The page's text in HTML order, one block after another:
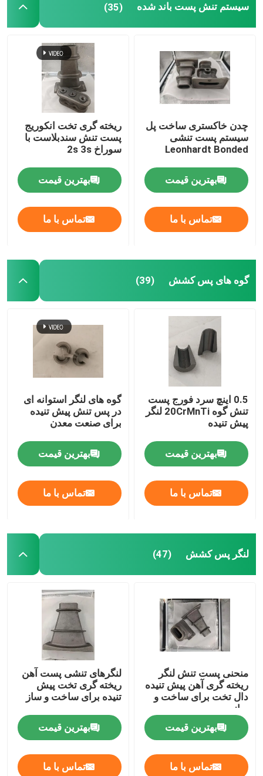
سیستم تنش پست باند شده (35)
چدن خاکستری ساخت پل
سیستم پست تنشی
Leonhardt Bonded
بهترین قیمت
تماس با ما
ریخته گری تخت انکوریج
پست تنش سندبلاست با
سوراخ 2s 3s
بهترین قیمت
تماس با ما
گوه های پس کشش (39)
0.5 اینچ سرد فورج پست
تنش گوه 20CrMnTi لنگر
پیش تنیده
بهترین قیمت
تماس با ما
گوه های لنگر استوانه ای
در پس تنش پیش تنیده
برای صنعت معدن
بهترین قیمت
تماس با ما
لنگر پس کشش (47)
منحنی پست تنش لنگر
ریخته گری آهن پیش تنیده
دال تخت برای ساخت و
ساز
بهترین قیمت
تماس با ما
لنگرهای تنشی پست آهن
ریخته گری تخت پیش
تنیده برای ساخت و ساز
بهترین قیمت
تماس با ما